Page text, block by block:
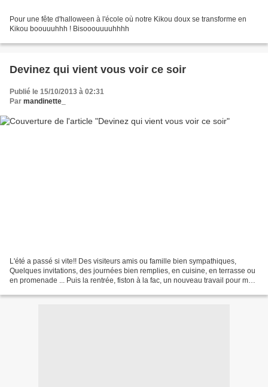
Pour une fête d'halloween à l'école où notre Kikou doux se transforme en
Kikou boouuuhhh ! Bisooouuuuhhhh
Devinez qui vient vous voir ce soir
Publié le 15/10/2013 à 02:31
Par mandinette_
L'été a passé si vite!! Des visiteurs amis ou famille bien sympathiques,
Quelques invitations, des journées bien remplies, en cuisine, en terrasse ou
en promenade ... Puis la rentrée, fiston à la fac, un nouveau travail pour moi